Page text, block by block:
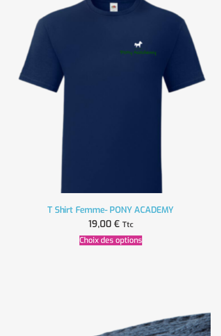
T Shirt Femme- PONY ACADEMY
19,00 € Ttc
Choix des options